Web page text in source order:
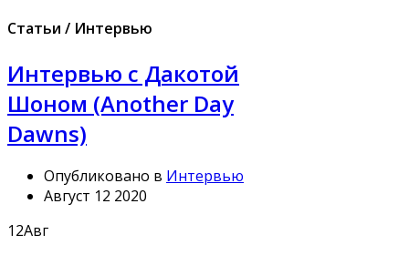
Статьи / Интервью
Интервью с Дакотой
Шоном (Another Day
Dawns)
Опубликовано в Интервью
Август 12 2020
12Авг